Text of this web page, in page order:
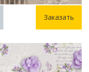
Заказать